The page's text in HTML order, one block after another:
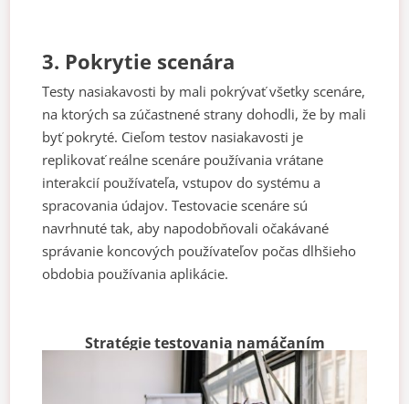
3. Pokrytie scenára
Testy nasiakavosti by mali pokrývať všetky scenáre,
na ktorých sa zúčastnené strany dohodli, že by mali
byť pokryté. Cieľom testov nasiakavosti je
replikovať reálne scenáre používania vrátane
interakcií používateľa, vstupov do systému a
spracovania údajov. Testovacie scenáre sú
navrhnuté tak, aby napodobňovali očakávané
správanie koncových používateľov počas dlhšieho
obdobia používania aplikácie.
Stratégie testovania namáčaním